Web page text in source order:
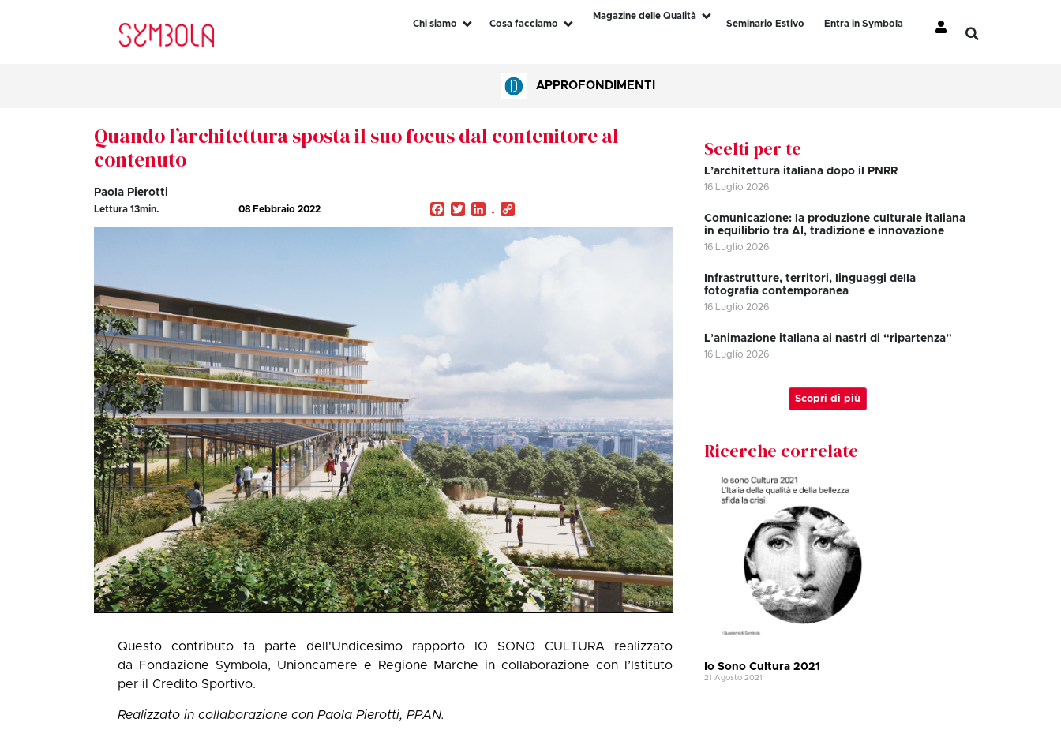
Chi siamo Cosa facciamo
Magazine delle Qualità
Seminario Estivo
Entra in Symbola
APPROFONDIMENTI
Quando l’architettura sposta il suo focus dal contenitore al
contenuto
Paola Pierotti
Lettura13min. 08 Febbraio 2022 Facebook
TwitterLinkedIn
Questo contributo fa parte dell'Undicesimo rapporto IO SONO CULTURArealizzato
da Fondazione Symbola, Unioncamere e Regione Marche in collaborazione con l’Istituto
per il Credito Sportivo.
Realizzato in collaborazione con Paola Pierotti, PPAN.
Scelti per te
L’architettura italiana dopo il PNRR
16 Luglio 2026
Comunicazione: la produzione culturale italiana
in equilibrio tra AI, tradizione e innovazione
16 Luglio 2026
Infrastrutture, territori, linguaggi della
fotografia contemporanea
16 Luglio 2026
L’animazione italiana ai nastri di “ripartenza”
16 Luglio 2026
Scopri di più
Ricerche correlate
Io Sono Cultura 2021
21 Agosto 2021